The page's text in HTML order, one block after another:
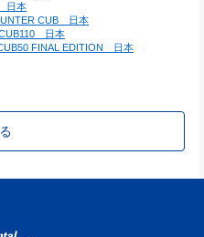
日本
CUB　日本
　日本
FINAL EDITION　日本